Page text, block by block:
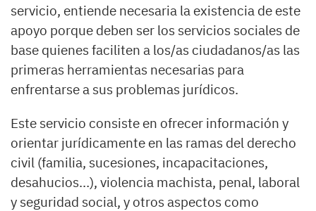
servicio, entiende necesaria la existencia de este
apoyo porque deben ser los servicios sociales de
base quienes faciliten a los/as ciudadanos/as las
primeras herramientas necesarias para
enfrentarse a sus problemas jurídicos.
Este servicio consiste en ofrecer información y
orientar jurídicamente en las ramas del derecho
civil (familia, sucesiones, incapacitaciones,
desahucios…), violencia machista, penal, laboral
y seguridad social, y otros aspectos como